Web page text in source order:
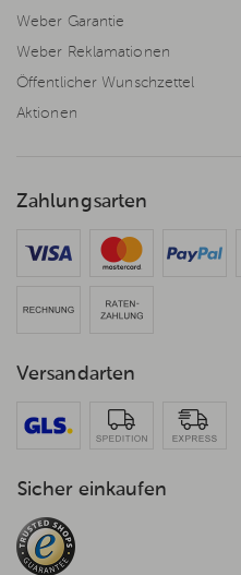
Weber Garantie
Weber Reklamationen
Öffentlicher Wunschzettel
Aktionen
Zahlungsarten
Versandarten
Sicher einkaufen